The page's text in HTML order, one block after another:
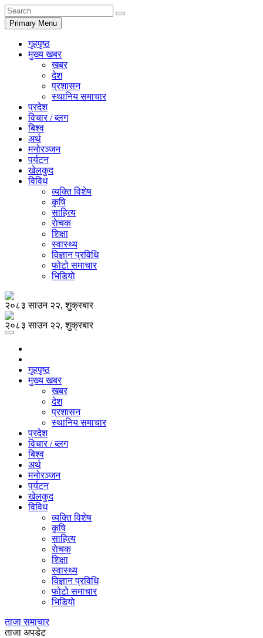
Primary Menu
गृहपृष्ठ
मुख्य खबर
खबर
देश
प्रशासन
स्थानिय समाचार
प्रदेश
विचार / ब्लग
बिश्व
अर्थ
मनोरञ्जन
पर्यटन
खेलकुद
विविध
व्यक्ति विशेष
कृषि
साहित्य
राेचक
शिक्षा
स्वास्थ्य
विज्ञान प्रविधि
फोटो समाचार
भिडियाे
२०८३ साउन २२, शुक्रबार
२०८३ साउन २२, शुक्रबार
गृहपृष्ठ
मुख्य खबर
खबर
देश
प्रशासन
स्थानिय समाचार
प्रदेश
विचार / ब्लग
बिश्व
अर्थ
मनोरञ्जन
पर्यटन
खेलकुद
विविध
व्यक्ति विशेष
कृषि
साहित्य
राेचक
शिक्षा
स्वास्थ्य
विज्ञान प्रविधि
फोटो समाचार
भिडियाे
ताजा समाचार
ताजा अपडेट